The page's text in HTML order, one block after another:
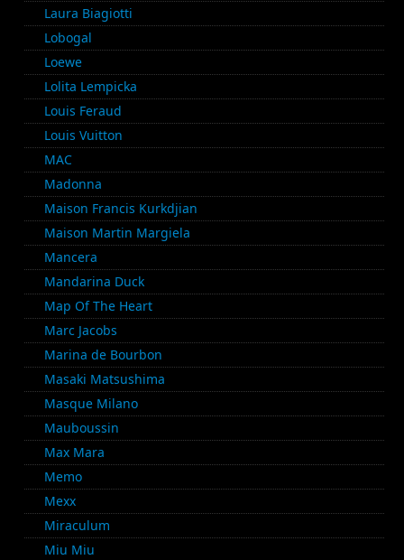
Laura Biagiotti
Lobogal
Loewe
Lolita Lempicka
Louis Feraud
Louis Vuitton
MAC
Madonna
Maison Francis Kurkdjian
Maison Martin Margiela
Mancera
Mandarina Duck
Map Of The Heart
Marc Jacobs
Marina de Bourbon
Masaki Matsushima
Masque Milano
Mauboussin
Max Mara
Memo
Mexx
Miraculum
Miu Miu